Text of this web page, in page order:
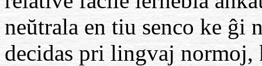
neŭtrala en tiu senco ke ĝi
decidas pri lingvaj normoj,